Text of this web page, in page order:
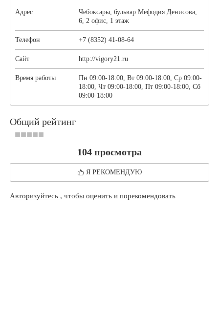
Адрес
Чебоксары, бульвар Мефодия Денисова,
6, 2 офис, 1 этаж
Телефон +7 (8352) 41-08-64
Сайт http://vigory21.ru
Время работы
Пн 09:00-18:00, Вт 09:00-18:00, Ср 09:00-
18:00, Чт 09:00-18:00, Пт 09:00-18:00, Сб
09:00-18:00
Общий рейтинг
104 просмотра
Я РЕКОМЕНДУЮ
Авторизуйтесь , чтобы оценить и порекомендовать